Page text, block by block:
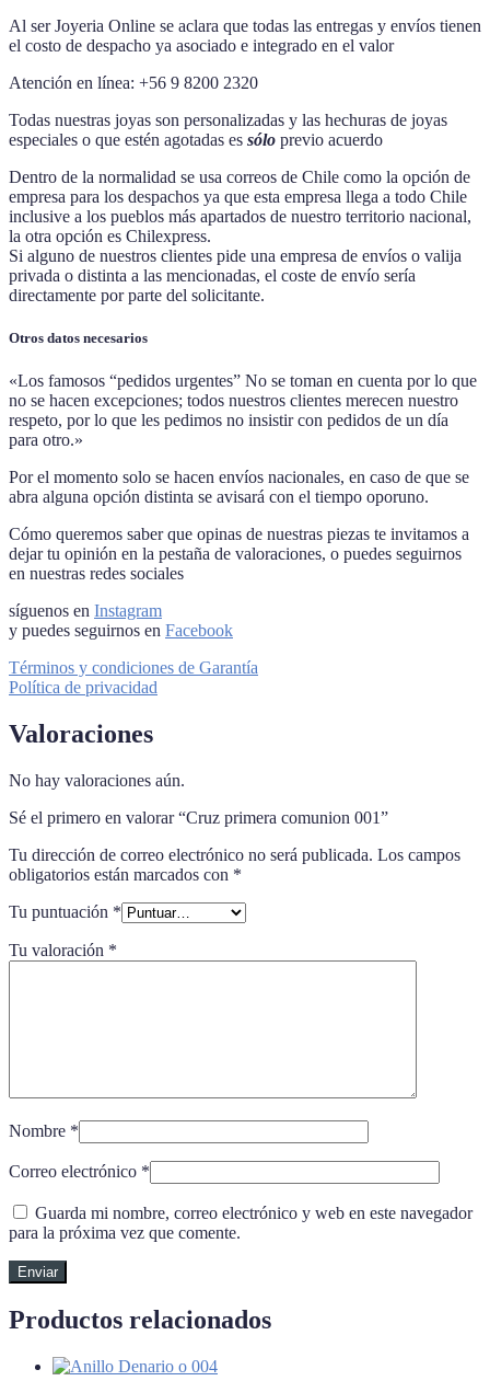
Al ser Joyeria Online se aclara que todas las entregas y envíos tienen
el costo de despacho ya asociado e integrado en el valor
Atención en línea: +56 9 8200 2320
Todas nuestras joyas son personalizadas y las hechuras de joyas
especiales o que estén agotadas es sólo previo acuerdo
Dentro de la normalidad se usa correos de Chile como la opción de
empresa para los despachos ya que esta empresa llega a todo Chile
inclusive a los pueblos más apartados de nuestro territorio nacional,
la otra opción es Chilexpress.
Si alguno de nuestros clientes pide una empresa de envíos o valija
privada o distinta a las mencionadas, el coste de envío sería
directamente por parte del solicitante.
Otros datos necesarios
«Los famosos “pedidos urgentes” No se toman en cuenta por lo que
no se hacen excepciones; todos nuestros clientes merecen nuestro
respeto, por lo que les pedimos no insistir con pedidos de un día
para otro.»
Por el momento solo se hacen envíos nacionales, en caso de que se
abra alguna opción distinta se avisará con el tiempo oporuno.
Cómo queremos saber que opinas de nuestras piezas te invitamos a
dejar tu opinión en la pestaña de valoraciones, o puedes seguirnos
en nuestras redes sociales
síguenos en Instagram
y puedes seguirnos en Facebook
Términos y condiciones de Garantía
Política de privacidad
Valoraciones
No hay valoraciones aún.
Sé el primero en valorar “Cruz primera comunion 001”
Tu dirección de correo electrónico no será publicada. Los campos
obligatorios están marcados con *
Tu puntuación *
Tu valoración *
Nombre *
Correo electrónico *
Guarda mi nombre, correo electrónico y web en este navegador
para la próxima vez que comente.
Productos relacionados